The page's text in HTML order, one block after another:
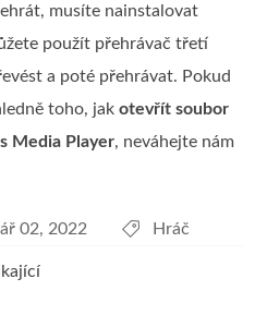
musíte nainstalovat
použít přehrávač třetí
a poté přehrávat. Pokud
toho, jakotevřít soubor
Media Player, neváhejte nám
02, 2022 Hráč